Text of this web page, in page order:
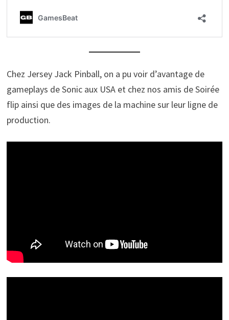
Chez Jersey Jack Pinball, on a pu voir d’avantage de
gameplays de Sonic aux USA et chez nos amis de Soirée
flip ainsi que des images de la machine sur leur ligne de
production.